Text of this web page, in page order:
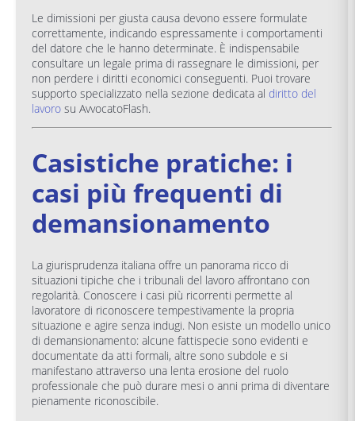
Le dimissioni per giusta causa devono essere formulate
correttamente, indicando espressamente i comportamenti
del datore che le hanno determinate. È indispensabile
consultare un legale prima di rassegnare le dimissioni, per
non perdere i diritti economici conseguenti. Puoi trovare
supporto specializzato nella sezione dedicata al diritto del
lavoro su AvvocatoFlash.
Casistiche pratiche: i
casi più frequenti di
demansionamento
La giurisprudenza italiana offre un panorama ricco di
situazioni tipiche che i tribunali del lavoro affrontano con
regolarità. Conoscere i casi più ricorrenti permette al
lavoratore di riconoscere tempestivamente la propria
situazione e agire senza indugi. Non esiste un modello unico
di demansionamento: alcune fattispecie sono evidenti e
documentate da atti formali, altre sono subdole e si
manifestano attraverso una lenta erosione del ruolo
professionale che può durare mesi o anni prima di diventare
pienamente riconoscibile.